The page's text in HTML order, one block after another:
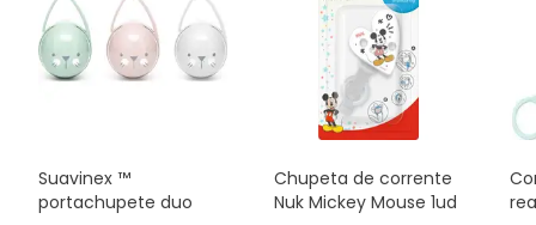
Suavinex ™
portachupete duo
Chupeta de corrente
Nuk Mickey Mouse 1ud